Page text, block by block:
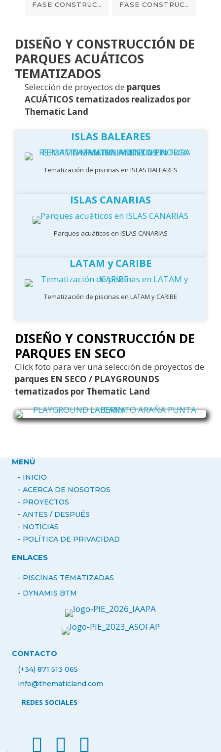
FASE CONSTRUCCION DE PROYECTO TEMATIZACION MAYAS Y AZTECAS EN PUNTA CANA FASE CONSTRUCCION DE PROYECTO TEMATIZACION MAYAS Y AZTECAS EN PUNTA CANA
DISEÑO Y CONSTRUCCIÓN DE
PARQUES ACUÁTICOS
TEMATIZADOS
Selección de proyectos de parques
ACUÁTICOS tematizados realizados por
Thematic Land
ISLAS BALEARES
Tematización de piscinas en ISLAS BALEARES
ISLAS CANARIAS
Parques acuáticos en ISLAS CANARIAS
LATAM y CARIBE
Tematización de piscinas en LATAM y CARIBE
DISEÑO Y CONSTRUCCIÓN DE
PARQUES EN SECO
Click foto para ver una selección de proyectos de
parques EN SECO / PLAYGROUNDS
tematizados por Thematic Land
MENÚ
- INICIO
- ACERCA DE NOSOTROS
- PROYECTOS
- ANTES / DESPUÉS
- NOTICIAS
- POLÍTICA DE PRIVACIDAD
ENLACES
- PISCINAS TEMATIZADAS
- DYNAMIS BTM
CONTACTO
(+34) 871 513 065
info@thematicland.com
REDES SOCIALES
facebook thematic land
instagram thematic land
linkedin thematicland